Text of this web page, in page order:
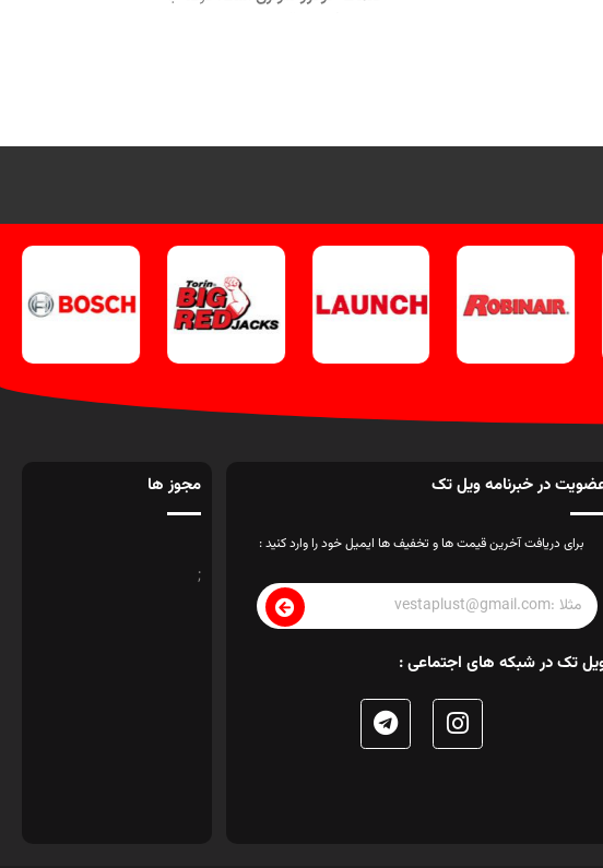
کنید.
در خبرنامه ویل تک
برای دریافت آخرین قیمت ها و تخفیف ها ایمیل خود را وارد کنید :
تک در شبکه های اجتماعی :
مجوز ها
;